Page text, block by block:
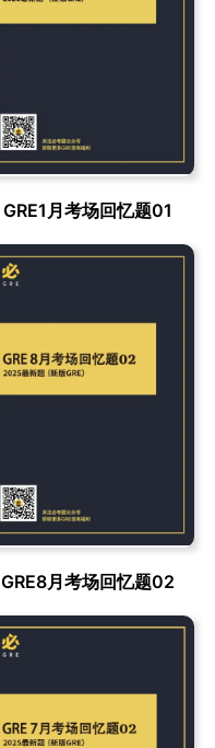
GRE1月考场回忆题01
GRE8月考场回忆题02